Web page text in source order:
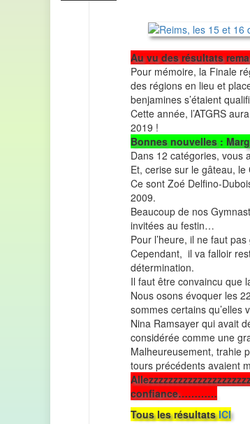
Au vu des résultats
Pour mémoire, la Finale
des régions en lieu et
benjamines s’étaient
Cette année, l’ATGRS
2019 !
Bonnes nouvelles :
Dans 12 catégories, vous
Et, cerise sur le gâteau,
Ce sont Zoé Delfino-
2009.
Beaucoup de nos
invitées au festin…
Pour l’heure, il ne faut
Cependant, il va falloir
détermination.
Il faut être convaincu que
Nous osons évoquer les
sommes certains
Nina Ramsayer qui avait
considérée comme une
Malheureusement, trahie
tours précédents avaient
confiance…………
Tous les résultatsICI